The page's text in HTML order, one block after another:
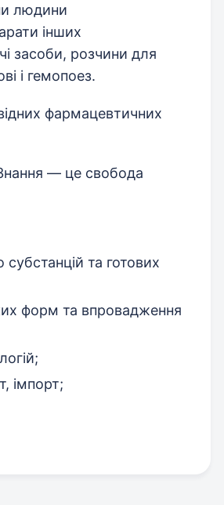
людини
інших
засоби, розчини для
і гемопоез.
фармацевтичних
— це свобода
та готових
форм та впровадження
імпорт;